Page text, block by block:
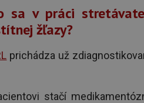
sa v práci
žľazy?
prichádza už
stačí